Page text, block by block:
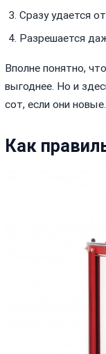
Сразу удается
Разрешается
Вполне понятно,
выгоднее. Но и
сот, если они новые.
Как